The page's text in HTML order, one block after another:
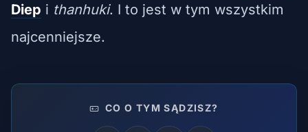
Diep i thanhuki. I to jest w tym wszystkim
najcenniejsze.
CO O TYM SĄDZISZ?